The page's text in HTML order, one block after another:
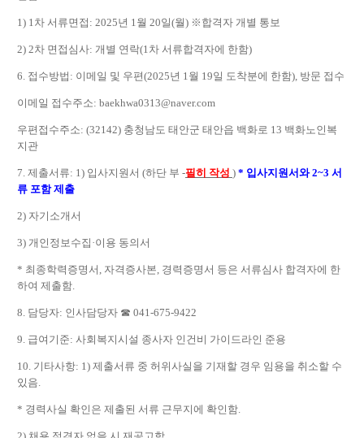
1) 1 차 서류면접 : 2025년 1 월 20일(월) ※ 합격자 개별 통보
2) 2차 면접심사: 개별 연락(1 차 서류합격자에 한함)
6. 접수방법 : 이메일 및 우편(2025년 1 월 19일 도착분에 한함), 방문 접수
이메일 접수주소: baekhwa0313@naver.com
우편접수주소: (32142) 충청남도 태안군 태안읍 백화로 13 백화노인복
지관
7. 제출서류: 1) 입사지원서 (하단 부 -필히 작성 ) * 입사지원서와2~3 서
류 포함 제출
2) 자기 소개서
3) 개인정보수집 ·이용 동의서
* 최종학력증명서 자격증사본 경력증명서 등은 서류심사 합격자에 한
하여 제출함
8. 담당자: 인사담당자 ☎ 041-675-9422
9. 급여기준: 사회복지시설 종사자 인건비 가이드라인 준용
10. 기타사항: 1) 제출서류 중 허위사실을 기재할 경우 임용을 취소할 수
있음
* 경력사실 확인은 제출된 서류 근무지에 확인함